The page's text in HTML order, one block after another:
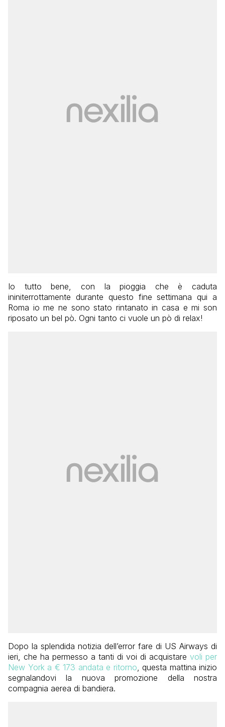
Io tutto bene, con la pioggia che è caduta
ininiterrottamente durante questo fine settimana qui a
Roma io me ne sono stato rintanato in casa e mi son
riposato un bel pò. Ogni tanto ci vuole un pò di relax!
Dopo la splendida notizia dell’error fare di US Airways di
ieri, che ha permesso a tanti di voi di acquistare voli per
New York a € 173 andata e ritorno, questa mattina inizio
segnalandovi la nuova promozione della nostra
compagnia aerea di bandiera.